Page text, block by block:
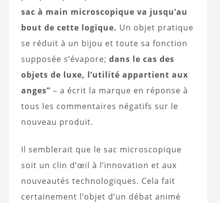
sac à main microscopique va jusqu’au
bout de cette logique. Un objet pratique
se réduit à un bijou et toute sa fonction
supposée s’évapore; dans le cas des
objets de luxe, l’utilité appartient aux
anges” – a écrit la marque en réponse à
tous les commentaires négatifs sur le
nouveau produit.
Il semblerait que le sac microscopique
soit un clin d’œil à l’innovation et aux
nouveautés technologiques. Cela fait
certainement l’objet d’un débat animé